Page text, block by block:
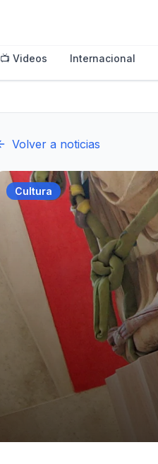
📺 Videos Internacional
Volver a noticias
Cultura